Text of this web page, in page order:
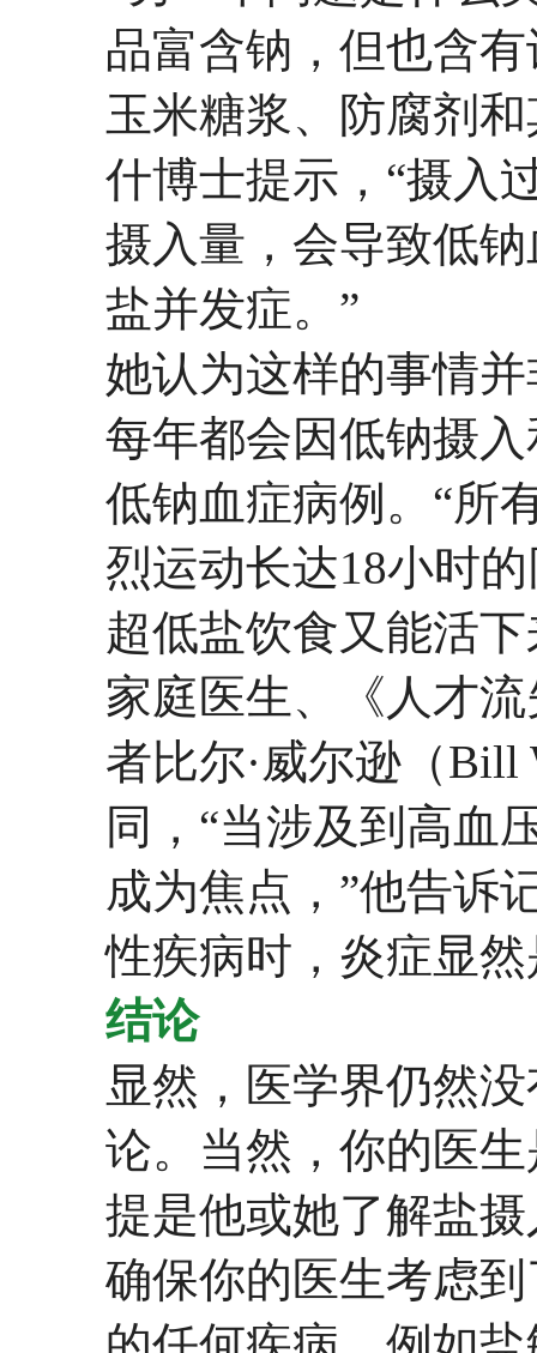
品富含钠，但也含
玉米糖浆、防腐剂
什博士提示，“摄入
摄入量，会导致低
盐并发症。”
她认为这样的事情
每年都会因低钠摄
低钠血症病例。“所
烈运动长达18小时
超低盐饮食又能活
家庭医生、《人才
者比尔·威尔逊（Bill
同，“当涉及到高血
成为焦点，”他告诉
性疾病时，炎症显
结论
显然，医学界仍然
论。当然，你的医
提是他或她了解盐
确保你的医生考虑